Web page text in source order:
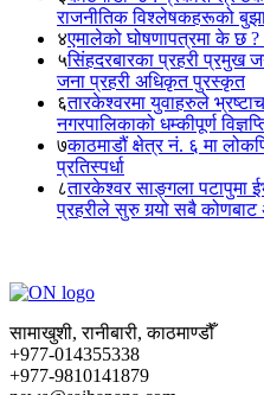
राजनीतिक विश्लेषकहरूको
४एमालेको घोषणापत्रमा के छ ?
५सिंहदरबारका प्रहरी प्रमुख
जना प्रहरी अधिकृत पुरस्कृत
६तारकेश्वरमा युवाहरुले
नगरपालिकाको धम्कीपूर्ण
७काठमाडौं क्षेत्र नं. ६ मा
प्रतिस्पर्धा
८तारकेश्वर साङ्गला पटापुमा
प्रहरीले सुरु गर्‍यो सबै
सामाखुशी, रानीबारी, काठमाण्डौँ
+977-014355338
+977-9810141879